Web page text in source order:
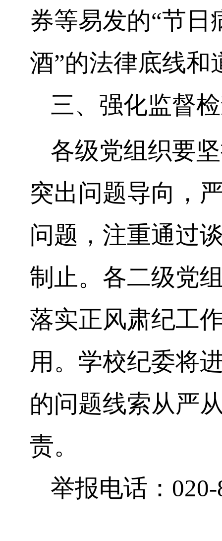
券等易发的“节日
酒”的法律底线
三、强化监督
各级党组织要
突出问题导向，
问题，注重通过
制止。各二级党
落实正风肃纪工
用。学校纪委将
的问题线索从严
责。
举报电话：